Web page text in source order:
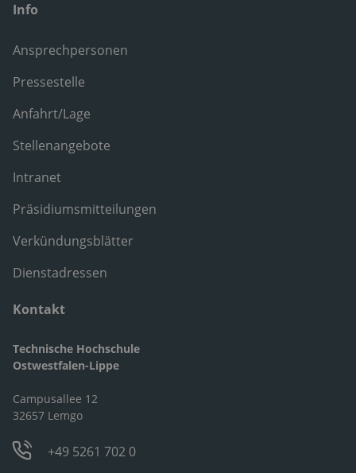
Info
Ansprechpersonen
Pressestelle
Anfahrt/Lage
Stellenangebote
Intranet
Präsidiumsmitteilungen
Verkündungsblätter
Dienstadressen
Kontakt
Technische Hochschule
Ostwestfalen-Lippe
Campusallee 12
32657 Lemgo
+49 5261 702 0